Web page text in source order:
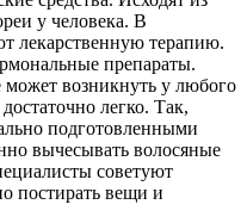
у человека. В
лекарственную терапию.
препараты.
может возникнуть у любого
легко. Так,
подготовленными
вычесывать волосяные
советуют
постирать вещи и